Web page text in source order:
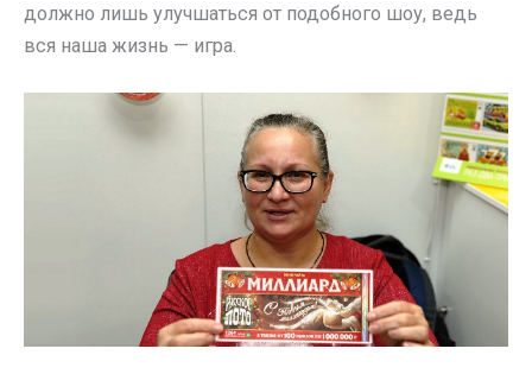
должно лишь улучшаться от подобного шоу, ведь
вся наша жизнь — игра.